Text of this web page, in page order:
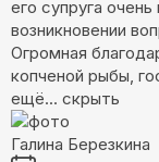
его супруга
возникновении
Огромная
копченой рыбы,
ещё... скрыть
Галина Березкина